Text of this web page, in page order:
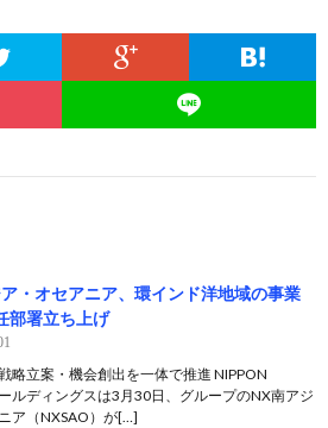
・オセアニア、環インド洋地域の事業
部署立ち上げ
略立案・機会創出を一体で推進 NIPPON
ールディングスは3月30日、グループのNX南アジ
ア（NXSAO）が[…]